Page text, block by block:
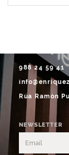
988 24 59 41
Rúa Ramón
NEWSLETTER